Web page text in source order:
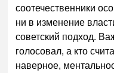
соотечественники
ни в изменение
советский подход.
голосовал, а кто
наверное,